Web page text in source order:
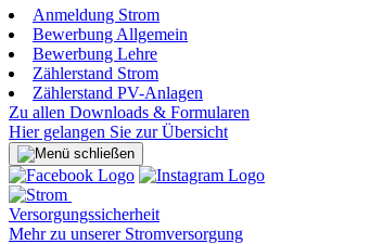
Anmeldung Strom
Bewerbung Allgemein
Bewerbung Lehre
Zählerstand Strom
Zählerstand PV-Anlagen
Zu allen Downloads & Formularen
Hier gelangen Sie zur Übersicht
Versorgungssicherheit
Mehr zu unserer Stromversorgung